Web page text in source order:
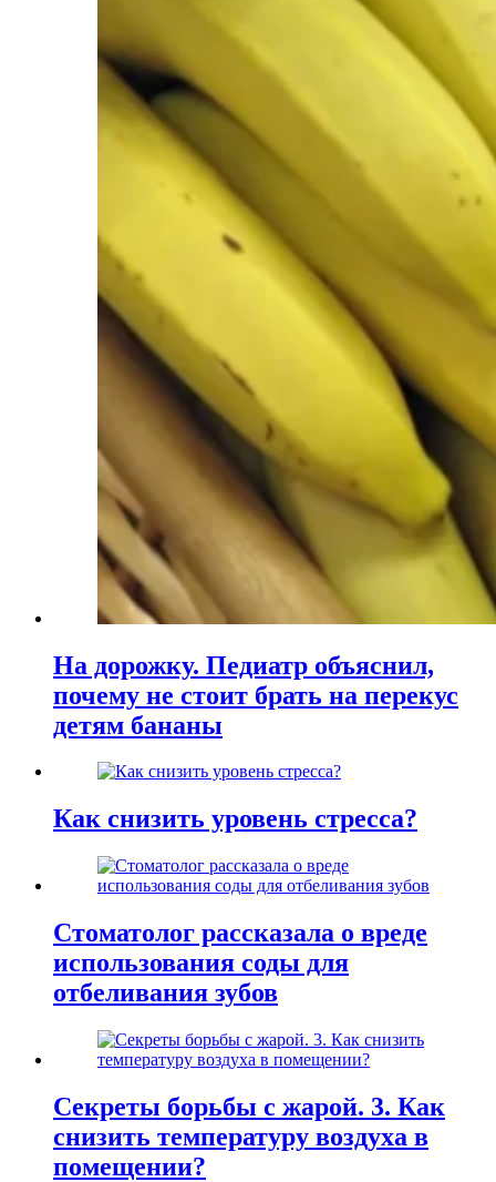
На дорожку. Педиатр объяснил,
почему не стоит брать на перекус
детям бананы
Как снизить уровень стресса?
Стоматолог рассказала о вреде
использования соды для
отбеливания зубов
Секреты борьбы с жарой. 3. Как
снизить температуру воздуха в
помещении?